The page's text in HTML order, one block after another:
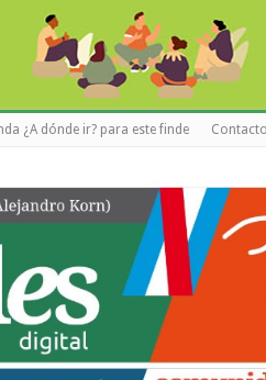
¿A dónde ir? para este finde Contacto